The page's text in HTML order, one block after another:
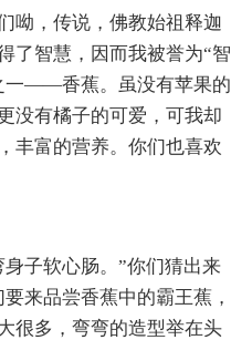
呦，传说，佛教始祖释迦
了智慧，因而我被誉为“智
一——香蕉。虽没有苹果的
没有橘子的可爱，可我却
丰富的营养。你们也喜欢
子软心肠。”你们猜出来
来品尝香蕉中的霸王蕉，
很多，弯弯的造型举在头